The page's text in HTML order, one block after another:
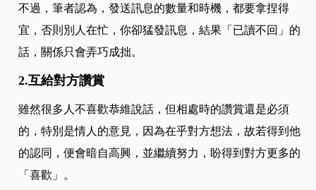
不過，筆者認為，發送訊息的數量和時機，都要拿捏得
宜，否則別人在忙，你卻猛發訊息，結果「已讀不回」的
話，關係只會弄巧成拙。
2.互給對方讚賞
雖然很多人不喜歡恭維說話，但相處時的讚賞還是必須
的，特別是情人的意見，因為在乎對方想法，故若得到他
的認同，便會暗自高興，並繼續努力，盼得到對方更多的
「喜歡」。